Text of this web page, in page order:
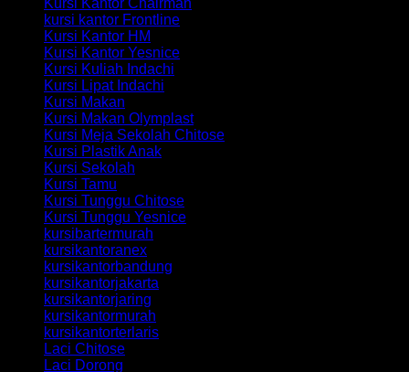
kursi kantor Frontline
Kursi Kantor HM
Kursi Kantor Yesnice
Kursi Kuliah Indachi
Kursi Lipat Indachi
Kursi Makan
Kursi Makan Olymplast
Kursi Meja Sekolah Chitose
Kursi Plastik Anak
Kursi Sekolah
Kursi Tamu
Kursi Tunggu Chitose
Kursi Tunggu Yesnice
kursibartermurah
kursikantoranex
kursikantorbandung
kursikantorjakarta
kursikantorjaring
kursikantormurah
kursikantorterlaris
Laci Chitose
Laci Dorong